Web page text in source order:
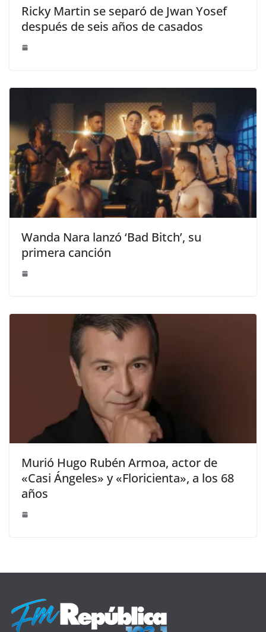
Ricky Martin se separó de Jwan Yosef
después de seis años de casados
Wanda Nara lanzó ‘Bad Bitch’, su
primera canción
Murió Hugo Rubén Armoa, actor de
«Casi Ángeles» y «Floricienta», a los 68
años